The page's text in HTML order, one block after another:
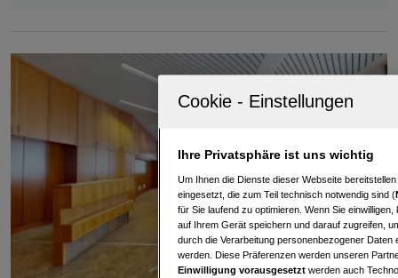
Ihre Privatsphäre ist uns wichtig
Um Ihnen die Dienste dieser Webseite
eingesetzt, die zum Teil technisch notwendig sind (
für Sie laufend zu optimieren. Wenn Sie
auf Ihrem Gerät speichern und darauf zugreifen,
durch die Verarbeitung personenbezogener
werden. Diese Präferenzen werden unseren
Einwilligung vorausgesetzt werden auch